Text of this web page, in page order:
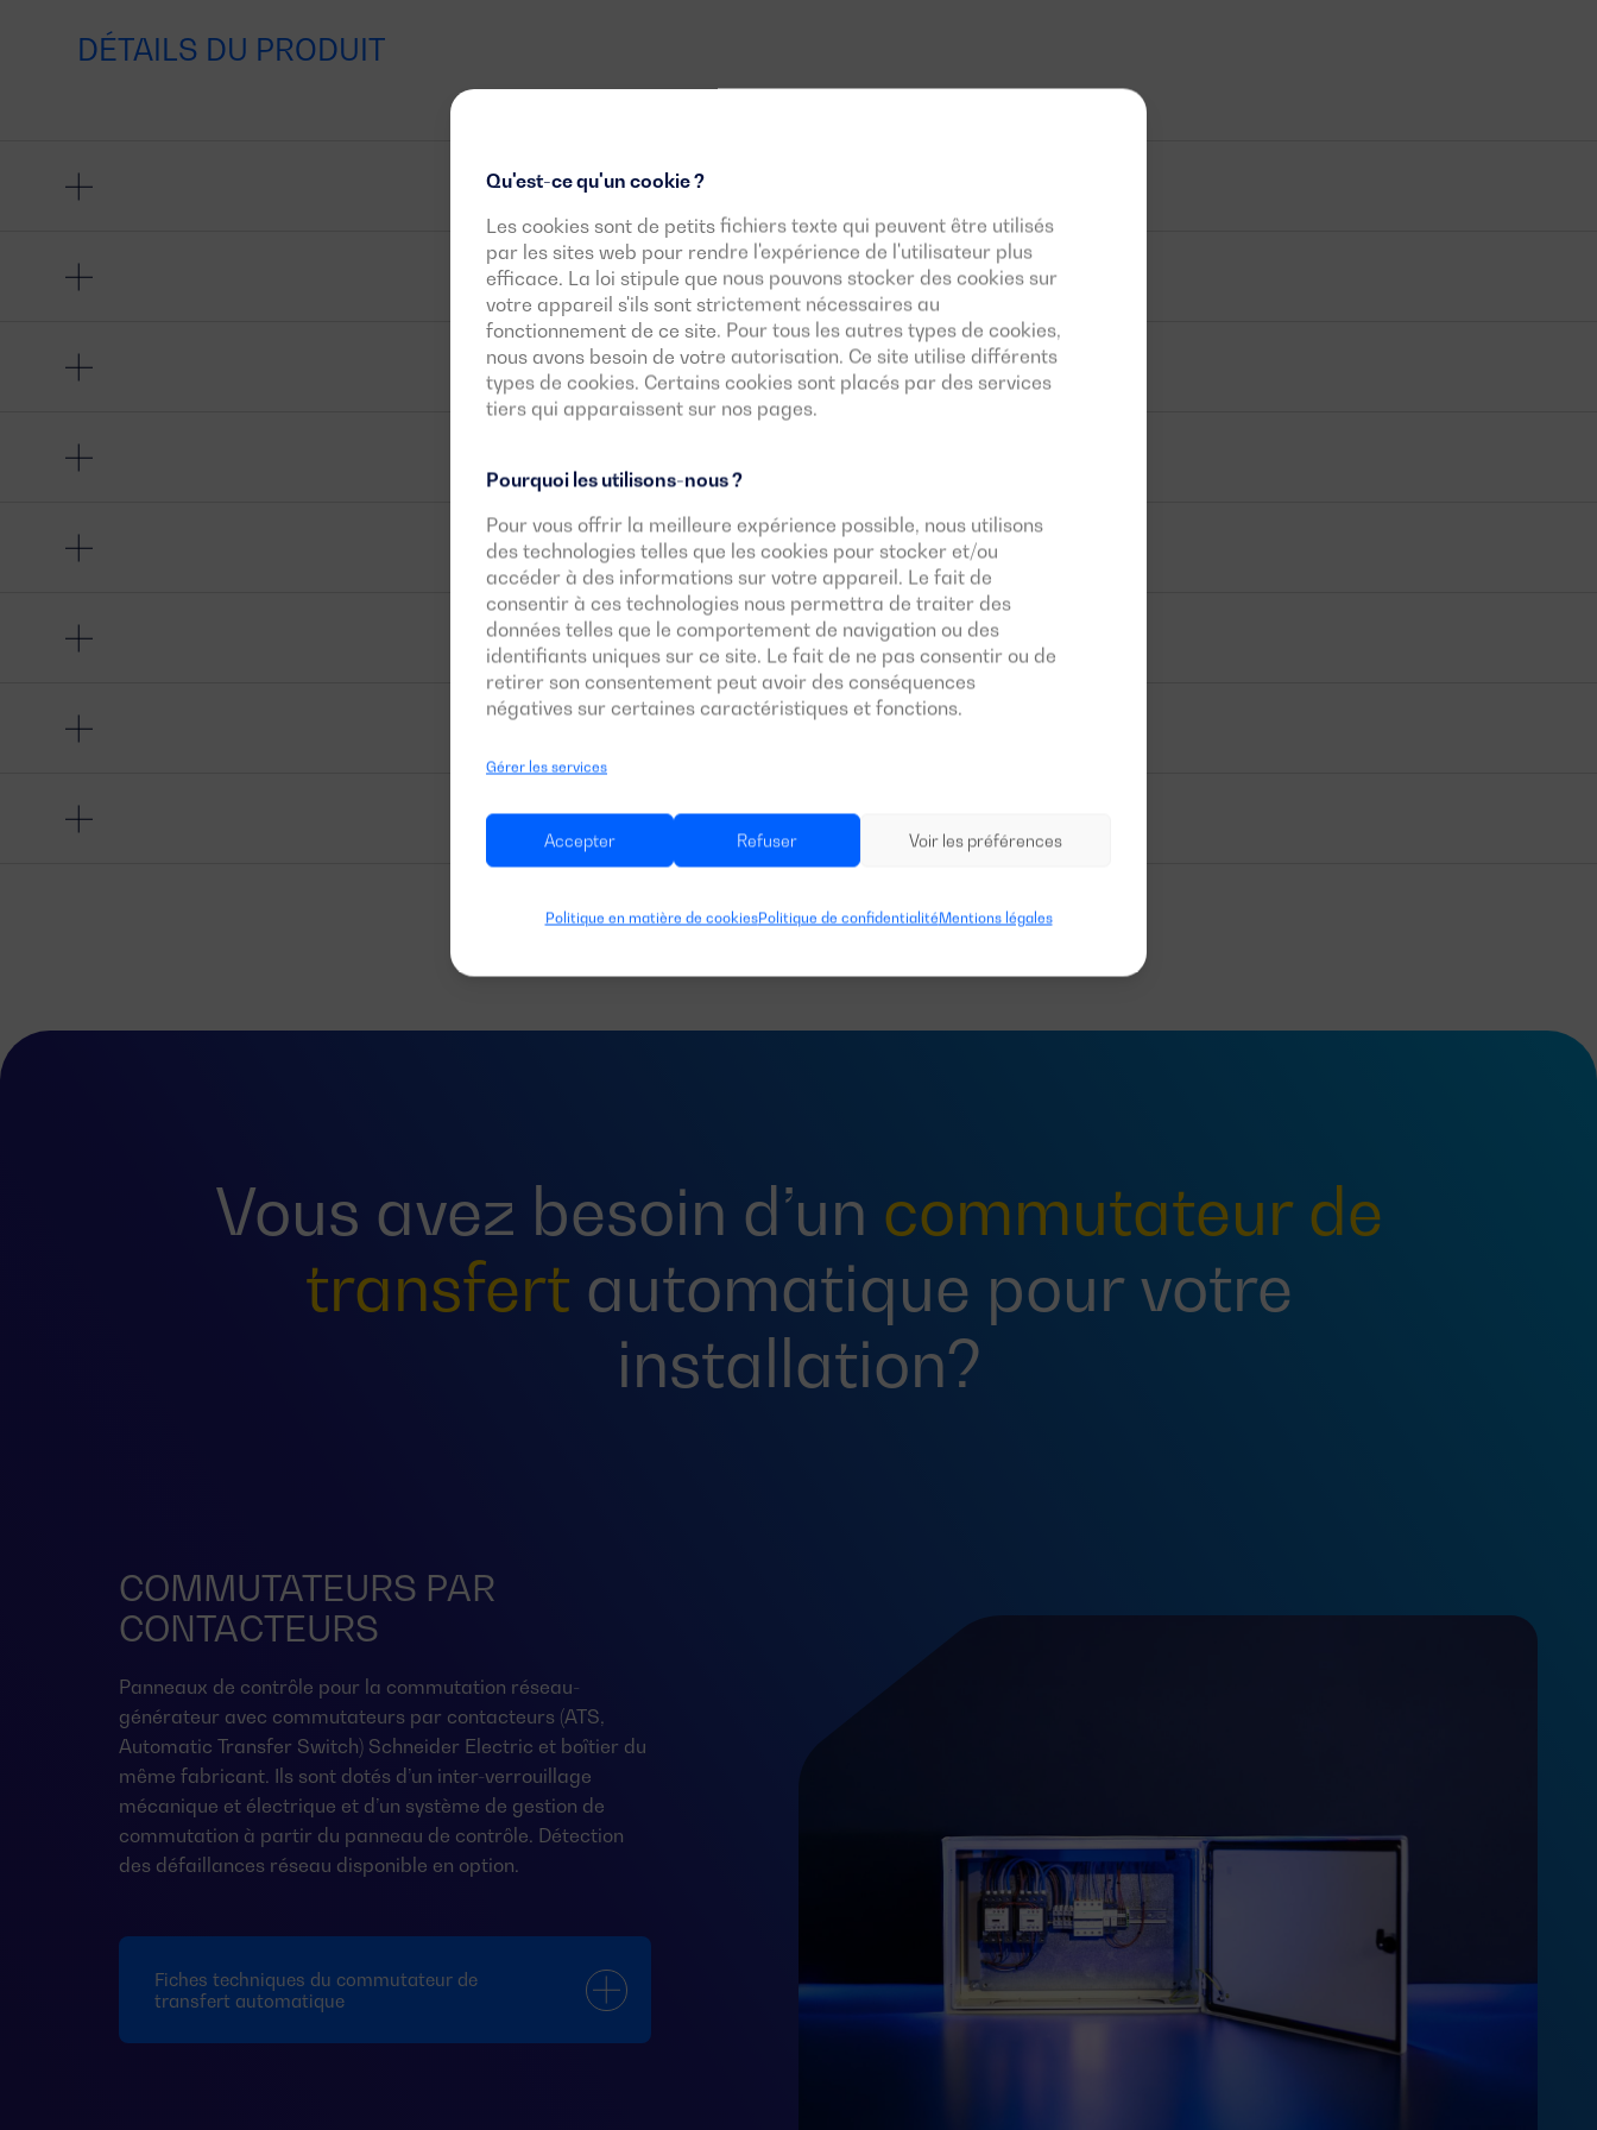
Qu'est-ce qu'un cookie ?
Les cookies sont de petits fichiers texte qui peuvent être utilisés
par les sites web pour rendre l'expérience de l'utilisateur plus
efficace. La loi stipule que nous pouvons stocker des cookies sur
votre appareil s'ils sont strictement nécessaires au
fonctionnement de ce site. Pour tous les autres types de cookies,
nous avons besoin de votre autorisation. Ce site utilise différents
types de cookies. Certains cookies sont placés par des services
tiers qui apparaissent sur nos pages.
Pourquoi les utilisons-nous ?
Pour vous offrir la meilleure expérience possible, nous utilisons
des technologies telles que les cookies pour stocker et/ou
accéder à des informations sur votre appareil. Le fait de
consentir à ces technologies nous permettra de traiter des
données telles que le comportement de navigation ou des
identifiants uniques sur ce site. Le fait de ne pas consentir ou de
retirer son consentement peut avoir des conséquences
négatives sur certaines caractéristiques et fonctions.
Gérer les services
Accepter Refuser Voir les préférences
Politique en matière de cookiesPolitique de confidentialitéMentions légales
DÉTAILS DU PRODUIT
Informations générales
Dimensions et poids
Moteur
Alternateur
Interrupteur
Unité de contrôle
Documents téléchargeables
Vous avez besoin d’un commutateur de
transfert automatique pour votre
installation?
COMMUTATEURS PAR
CONTACTEURS
Panneaux de contrôle pour la commutation réseau-
générateur avec commutateurs par contacteurs (ATS,
Automatic Transfer Switch) Schneider Electric et boîtier du
même fabricant. Ils sont dotés d’un inter-verrouillage
mécanique et électrique et d’un système de gestion de
commutation à partir du panneau de contrôle. Détection
des défaillances réseau disponible en option.
Fiches techniques du commutateur de
transfert automatique